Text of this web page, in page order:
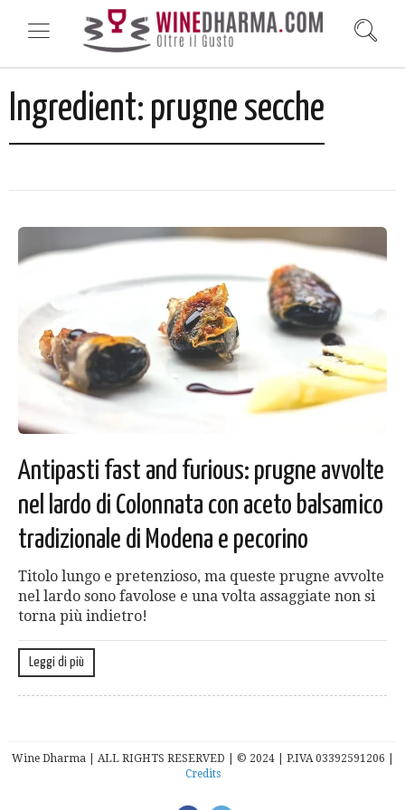
Ingredient: prugne secche
Antipasti fast and furious: prugne avvolte
nel lardo di Colonnata con aceto balsamico
tradizionale di Modena e pecorino
Titolo lungo e pretenzioso, ma queste prugne avvolte
nel lardo sono favolose e una volta assaggiate non si
torna più indietro!
Leggi di più
Wine Dharma | ALL RIGHTS RESERVED | © 2024 | P.IVA 03392591206 |
Credits